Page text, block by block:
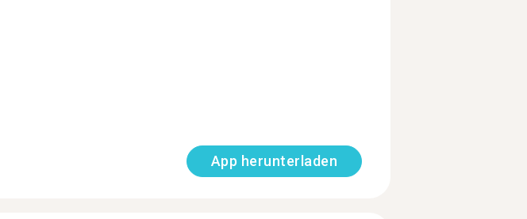
App herunterladen